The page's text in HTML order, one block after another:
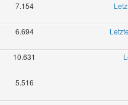
7.154
6.694
10.631
5.516